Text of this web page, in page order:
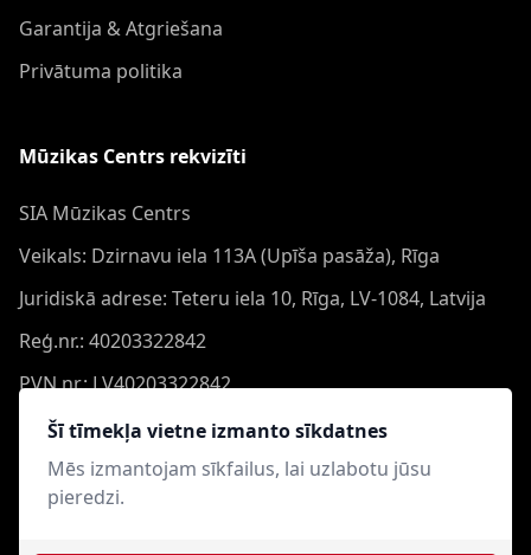
Šī tīmekļa vietne izmanto sīkdatnes
Mēs izmantojam sīkfailus, lai uzlabotu jūsu
pieredzi.
Garantija & Atgriešana
Privātuma politika
Mūzikas Centrs rekvizīti
SIA Mūzikas Centrs
Veikals: Dzirnavu iela 113A (Upīša pasāža), Rīga
Juridiskā adrese: Teteru iela 10, Rīga, LV-1084, Latvija
Reģ.nr.: 40203322842
PVN nr.: LV40203322842
Banka: Swedbank AS
Konts: LV44HABA0551050864473
Swift: HABALV22